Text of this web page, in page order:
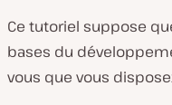
Ce tutoriel suppose
bases du
vous que vous